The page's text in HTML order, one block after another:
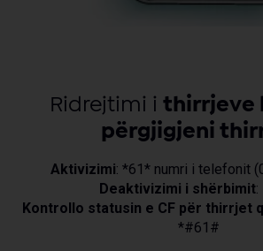
Ridrejtimi i thirrjeve
përgjigjeni
Aktivizimi: *61* numri i telefonit
Deaktivizimi i shërbimit
Kontrollo statusin e CF për thirrjet
*#61#